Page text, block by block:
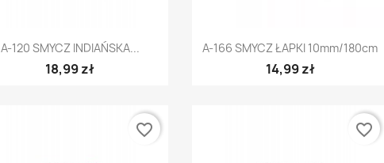
 Szybki podgląd
A-120 SMYCZ INDIAŃSKA...
18,99 zł
Szybki podgląd
A-166 SMYCZ ŁAPKI 10mm/180cm
14,99 zł
favorite_border favorite_border